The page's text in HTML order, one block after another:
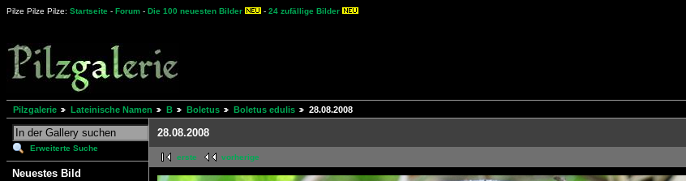
Pilze Pilze Pilze: Startseite - Forum - Die 100 neuesten Bilder - 24 zufällige Bilder
Pilzgalerie Lateinische Namen B Boletus Boletus edulis 28.08.2008
Erweiterte Suche
Neuestes Bild
28.08.2008
erste vorherige